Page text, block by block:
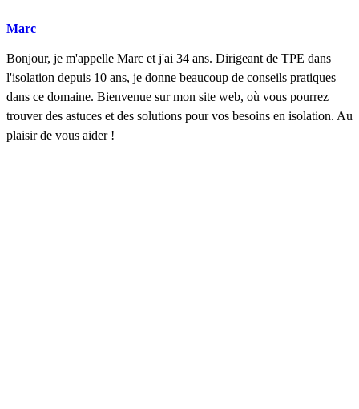
Marc
Bonjour, je m'appelle Marc et j'ai 34 ans. Dirigeant de TPE dans
l'isolation depuis 10 ans, je donne beaucoup de conseils pratiques
dans ce domaine. Bienvenue sur mon site web, où vous pourrez
trouver des astuces et des solutions pour vos besoins en isolation. Au
plaisir de vous aider !